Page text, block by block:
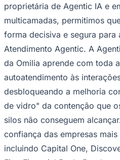
proprietária de Agentic IA e
multicamadas, permitimos
forma decisiva e segura para
Atendimento Agentic. A
da Omilia aprende com toda
autoatendimento às
desbloqueando a melhoria
de vidro" da contenção que
silos não conseguem
confiança das empresas
incluindo Capital One,